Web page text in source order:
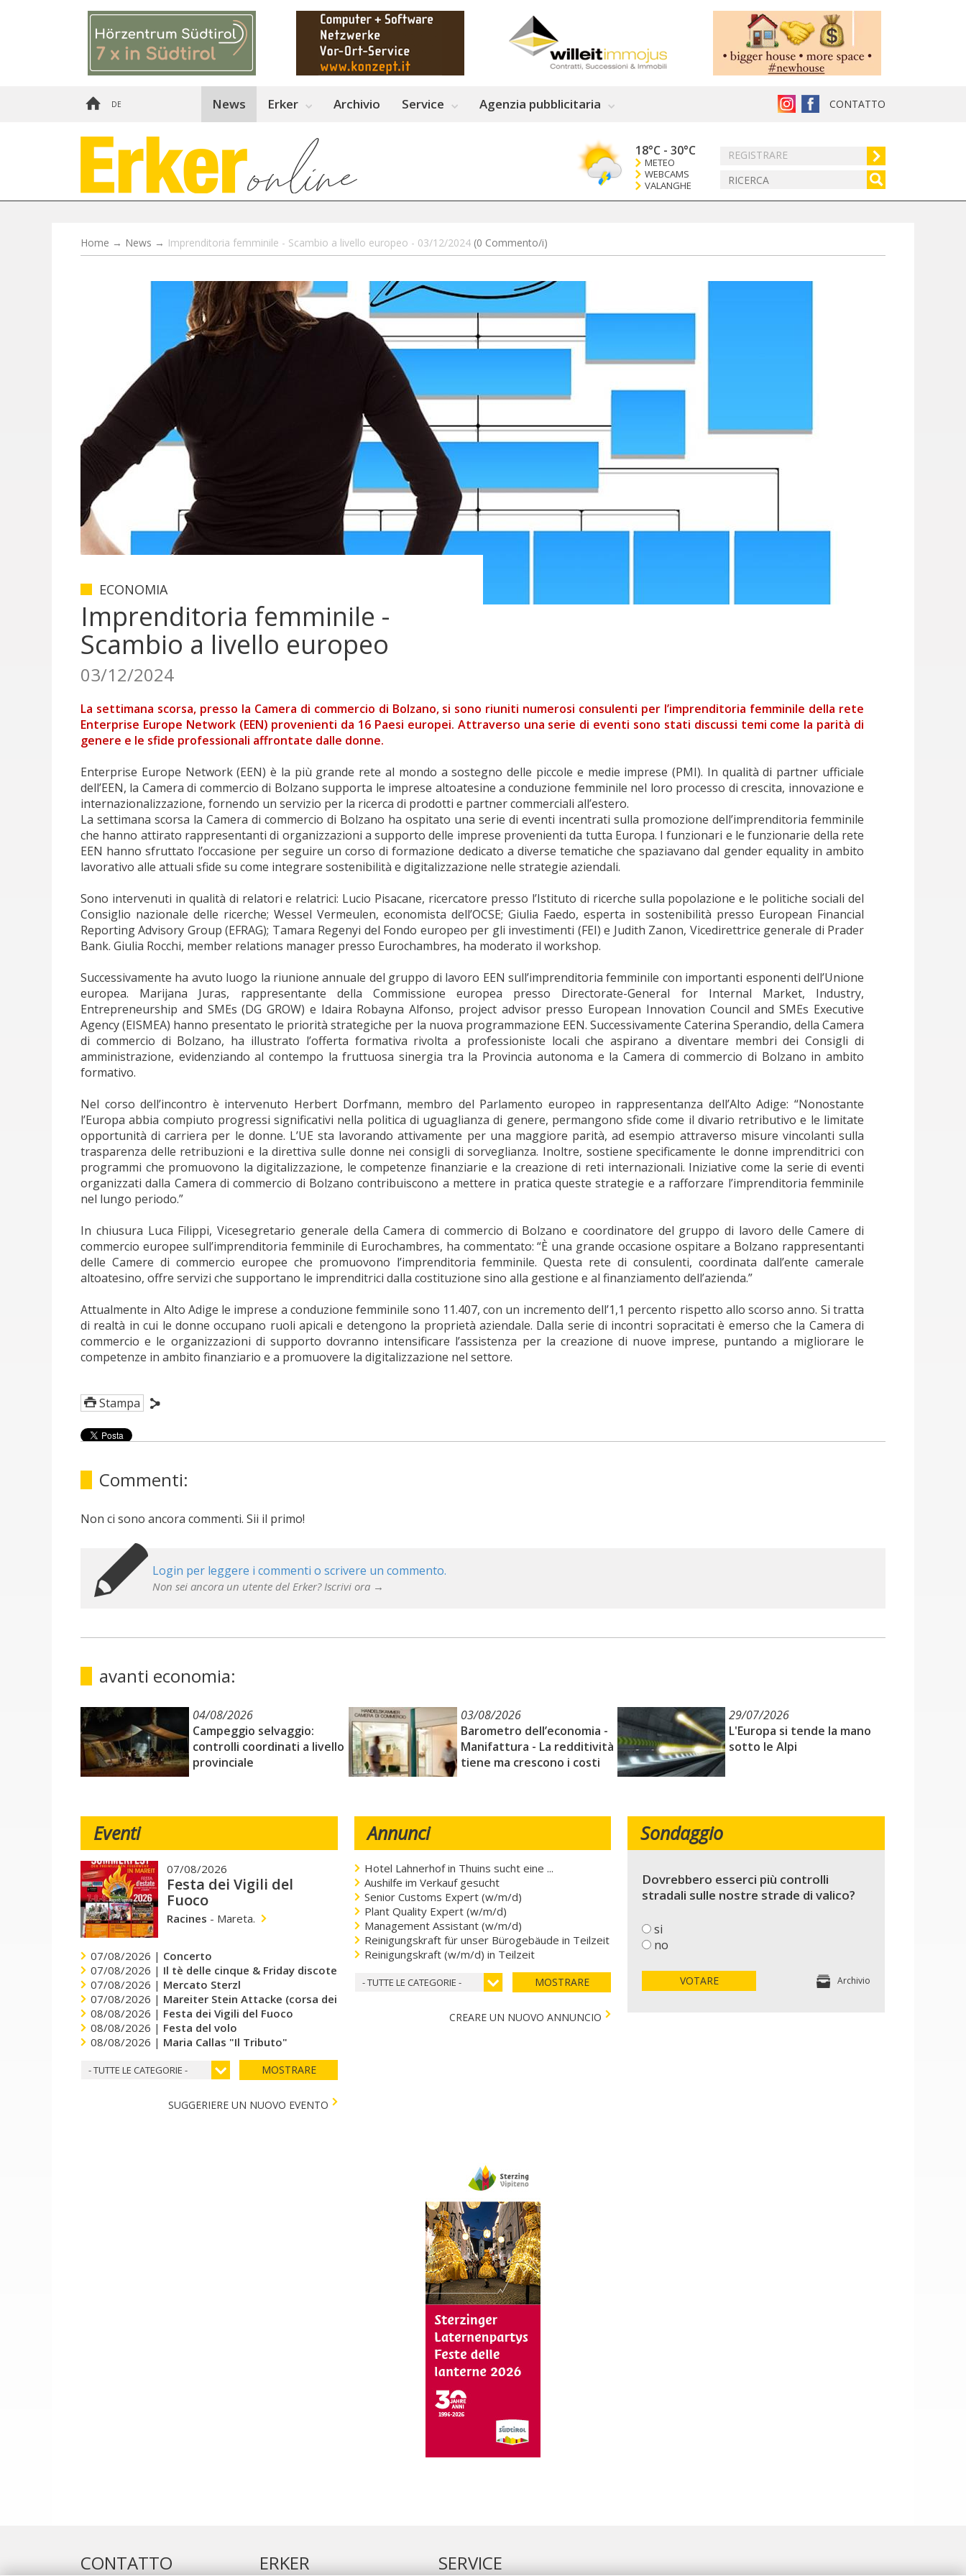
DE CONTATTO
News Erker Archivio Service Agenzia pubblicitaria
REGISTRARE
18°C - 30°C
METEO
WEBCAMS
VALANGHE
Home → News → Imprenditoria femminile - Scambio a livello europeo - 03/12/2024 (0 Commento/i)
ECONOMIA
Imprenditoria femminile -
Scambio a livello europeo
03/12/2024
La settimana scorsa, presso la Camera di commercio di Bolzano, si sono riuniti numerosi consulenti per l’imprenditoria femminile della rete
Enterprise Europe Network (EEN) provenienti da 16 Paesi europei. Attraverso una serie di eventi sono stati discussi temi come la parità di
genere e le sfide professionali affrontate dalle donne.
Enterprise Europe Network (EEN) è la più grande rete al mondo a sostegno delle piccole e medie imprese (PMI). In qualità di partner ufficiale
dell’EEN, la Camera di commercio di Bolzano supporta le imprese altoatesine a conduzione femminile nel loro processo di crescita, innovazione e
internazionalizzazione, fornendo un servizio per la ricerca di prodotti e partner commerciali all’estero.
La settimana scorsa la Camera di commercio di Bolzano ha ospitato una serie di eventi incentrati sulla promozione dell’imprenditoria femminile
che hanno attirato rappresentanti di organizzazioni a supporto delle imprese provenienti da tutta Europa. I funzionari e le funzionarie della rete
EEN hanno sfruttato l’occasione per seguire un corso di formazione dedicato a diverse tematiche che spaziavano dal gender equality in ambito
lavorativo alle attuali sfide su come integrare sostenibilità e digitalizzazione nelle strategie aziendali.
Sono intervenuti in qualità di relatori e relatrici: Lucio Pisacane, ricercatore presso l’Istituto di ricerche sulla popolazione e le politiche sociali del
Consiglio nazionale delle ricerche; Wessel Vermeulen, economista dell’OCSE; Giulia Faedo, esperta in sostenibilità presso European Financial
Reporting Advisory Group (EFRAG); Tamara Regenyi del Fondo europeo per gli investimenti (FEI) e Judith Zanon, Vicedirettrice generale di Prader
Bank. Giulia Rocchi, member relations manager presso Eurochambres, ha moderato il workshop.
Successivamente ha avuto luogo la riunione annuale del gruppo di lavoro EEN sull’imprenditoria femminile con importanti esponenti dell’Unione
europea. Marijana Juras, rappresentante della Commissione europea presso Directorate-General for Internal Market, Industry,
Entrepreneurship and SMEs (DG GROW) e Idaira Robayna Alfonso, project advisor presso European Innovation Council and SMEs Executive
Agency (EISMEA) hanno presentato le priorità strategiche per la nuova programmazione EEN. Successivamente Caterina Sperandio, della Camera
di commercio di Bolzano, ha illustrato l’offerta formativa rivolta a professioniste locali che aspirano a diventare membri dei Consigli di
amministrazione, evidenziando al contempo la fruttuosa sinergia tra la Provincia autonoma e la Camera di commercio di Bolzano in ambito
formativo.
Nel corso dell’incontro è intervenuto Herbert Dorfmann, membro del Parlamento europeo in rappresentanza dell’Alto Adige: “Nonostante
l’Europa abbia compiuto progressi significativi nella politica di uguaglianza di genere, permangono sfide come il divario retributivo e le limitate
opportunità di carriera per le donne. L’UE sta lavorando attivamente per una maggiore parità, ad esempio attraverso misure vincolanti sulla
trasparenza delle retribuzioni e la direttiva sulle donne nei consigli di sorveglianza. Inoltre, sostiene specificamente le donne imprenditrici con
programmi che promuovono la digitalizzazione, le competenze finanziarie e la creazione di reti internazionali. Iniziative come la serie di eventi
organizzati dalla Camera di commercio di Bolzano contribuiscono a mettere in pratica queste strategie e a rafforzare l’imprenditoria femminile
nel lungo periodo.”
In chiusura Luca Filippi, Vicesegretario generale della Camera di commercio di Bolzano e coordinatore del gruppo di lavoro delle Camere di
commercio europee sull’imprenditoria femminile di Eurochambres, ha commentato: “È una grande occasione ospitare a Bolzano rappresentanti
delle Camere di commercio europee che promuovono l’imprenditoria femminile. Questa rete di consulenti, coordinata dall’ente camerale
altoatesino, offre servizi che supportano le imprenditrici dalla costituzione sino alla gestione e al finanziamento dell’azienda.”
Attualmente in Alto Adige le imprese a conduzione femminile sono 11.407, con un incremento dell’1,1 percento rispetto allo scorso anno. Si tratta
di realtà in cui le donne occupano ruoli apicali e detengono la proprietà aziendale. Dalla serie di incontri sopracitati è emerso che la Camera di
commercio e le organizzazioni di supporto dovranno intensificare l’assistenza per la creazione di nuove imprese, puntando a migliorare le
competenze in ambito finanziario e a promuovere la digitalizzazione nel settore.
Stampa
Commenti:
Non ci sono ancora commenti. Sii il primo!
Login per leggere i commenti o scrivere un commento.
Non sei ancora un utente del Erker? Iscrivi ora →
avanti economia:
04/08/2026
Campeggio selvaggio:
controlli coordinati a livello
provinciale
03/08/2026
Barometro dell’economia -
Manifattura - La redditività
tiene ma crescono i costi
29/07/2026
L'Europa si tende la mano
sotto le Alpi
Eventi
07/08/2026
Festa dei Vigili del
Fuoco
Racines - Mareta.
07/08/2026 | Concerto
07/08/2026 | Il tè delle cinque & Friday discoteca del cuore
07/08/2026 | Mercato Sterzl
07/08/2026 | Mareiter Stein Attacke (corsa dei bambini)
08/08/2026 | Festa dei Vigili del Fuoco
08/08/2026 | Festa del volo
08/08/2026 | Maria Callas "Il Tributo"
- TUTTE LE CATEGORIE - MOSTRARE
SUGGERIERE UN NUOVO EVENTO
Annunci
Hotel Lahnerhof in Thuins sucht eine ...
Aushilfe im Verkauf gesucht
Senior Customs Expert (w/m/d)
Plant Quality Expert (w/m/d)
Management Assistant (w/m/d)
Reinigungskraft für unser Bürogebäude in Teilzeit
Reinigungskraft (w/m/d) in Teilzeit
- TUTTE LE CATEGORIE - MOSTRARE
CREARE UN NUOVO ANNUNCIO
Sondaggio
Dovrebbero esserci più controlli
stradali sulle nostre strade di valico?
si
no
VOTARE Archivio
CONTATTO ERKER SERVICE